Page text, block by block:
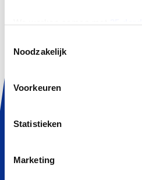
Noodzakelijk
Voorkeuren
Statistieken
Marketing